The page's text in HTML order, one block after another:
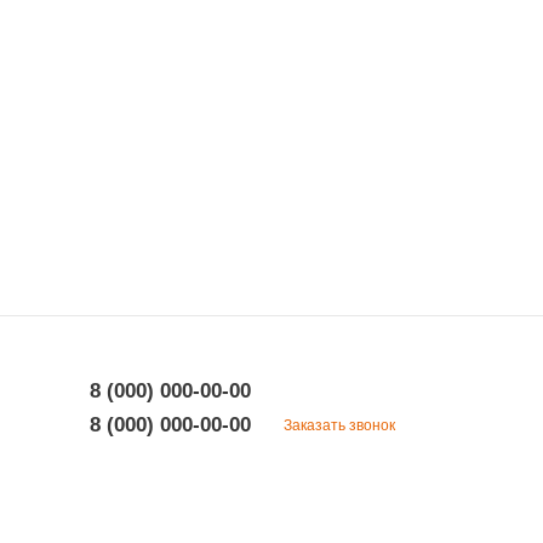
8 (000) 000-00-00
8 (000) 000-00-00
Заказать звонок